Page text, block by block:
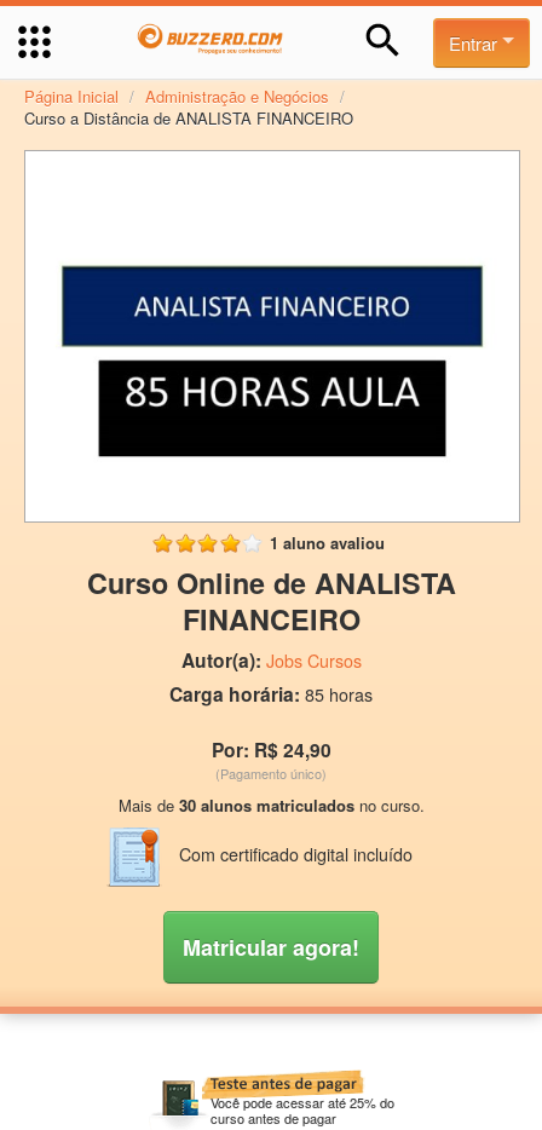
Entrar
Página Inicial / Administração e Negócios /
Curso a Distância de ANALISTA FINANCEIRO
1 aluno avaliou
Curso Online de ANALISTA
FINANCEIRO
Autor(a): Jobs Cursos
Carga horária: 85 horas
Por: R$ 24,90
(Pagamento único)
Mais de 30 alunos matriculadosno curso.
Com certificado digital incluído
Matricular agora!
Você pode acessar até 25% do
curso antes de pagar